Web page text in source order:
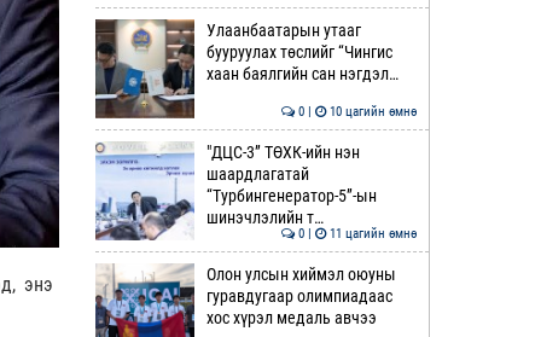
энэ
Улаанбаатарын утааг
бууруулах төслийг “Чингис
хаан баялгийн сан нэгдэл…
0 | 10 цагийн өмнө
"ДЦС-3” ТӨХК-ийн нэн
шаардлагатай
“Турбингенератор-5”-ын
шинэчлэлийн т…
0 | 11 цагийн өмнө
Олон улсын хиймэл оюуны
гуравдугаар олимпиадаас
хос хүрэл медаль авчээ